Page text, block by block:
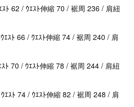
ﾄ 62 / ｳｴｽﾄ伸縮 70 / 裾周 236 / 肩紐
ｴｽﾄ 66 / ｳｴｽﾄ伸縮 74 / 裾周 240 / 肩
ﾄ 70 / ｳｴｽﾄ伸縮 78 / 裾周 244 / 肩紐
ｴｽﾄ 74 / ｳｴｽﾄ伸縮 82 / 裾周 248 / 肩